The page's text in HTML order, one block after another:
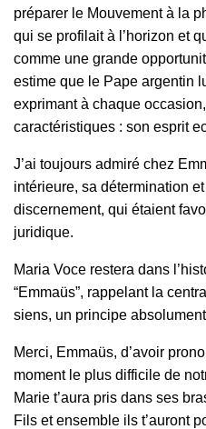
préparer le Mouvement à la
qui se profilait à l’horizon et
comme une grande
estime que le Pape argentin
exprimant à chaque
caractéristiques : son esprit
J’ai toujours admiré chez
intérieure, sa détermination
discernement, qui étaient
juridique.
Maria Voce restera dans
“Emmaüs”, rappelant la
siens, un principe
Merci, Emmaüs, d’avoir
moment le plus difficile de
Marie t’aura pris dans ses
Fils et ensemble ils t’auront